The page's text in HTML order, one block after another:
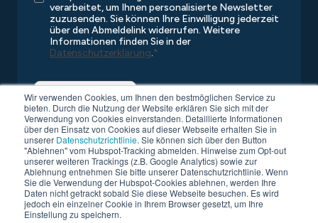
Wir verwenden Cookies, um Ihnen den bestmöglichen Service zu
bieten. Durch die Nutzung der Website erklären Sie sich mit der
Verwendung von Cookies einverstanden. Detaillierte Informationen
über den Einsatz von Cookies auf dieser Webseite erhalten Sie in
unserer Datenschutzrichtlinie. Sie können sich über den Button
"Ablehnen" vom Hubspot-Tracking abmelden. Hinweise zum Opt-out
unserer weiteren Trackings (z.B. Google Analytics) sowie zur
Ablehnung entnehmen Sie bitte unserer Datenschutzrichtlinie. Wenn
Sie die Verwendung der Hubspot-Cookies ablehnen, werden Ihre
Daten nicht getrackt sobald Sie diese Webseite besuchen. Es wird
jedoch ein einzelner Cookie in Ihrem Browser gesetzt, um Ihre
Einstellung zu speichern.
verarbeitet, um Ihnen personalisierte Newsletter
zuzusenden. Sie können Ihre Einwilligung jederzeit
über den Abmeldelink widerrufen. Weitere
Informationen finden Sie in der
Datenschutzerklärung.*
Copyright © 2026 W4Alle Rechte vorbehalten
DatenschutzKompatibilitätslisteAGBImpressum